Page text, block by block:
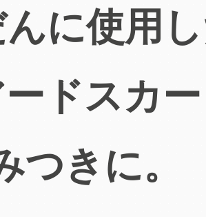
に使用し
ドスカー
つきに。